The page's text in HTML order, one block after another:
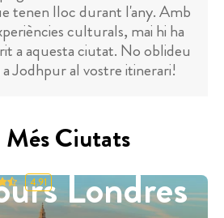
tenen lloc durant l'any. Amb
culturals, mai hi ha
a aquesta ciutat. No oblideu
Jodhpur al vostre itinerari!
Més Ciutats
Londres
4.91